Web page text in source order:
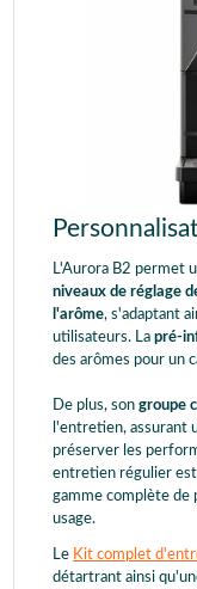
L'Aurora B2 permet
niveaux de réglage
l'arôme, s'adaptant
utilisateurs. La pré-
des arômes pour un
De plus, son groupe
l'entretien, assurant
préserver les
entretien régulier
gamme complète de
usage.
Le Kit complet
détartrant ainsi